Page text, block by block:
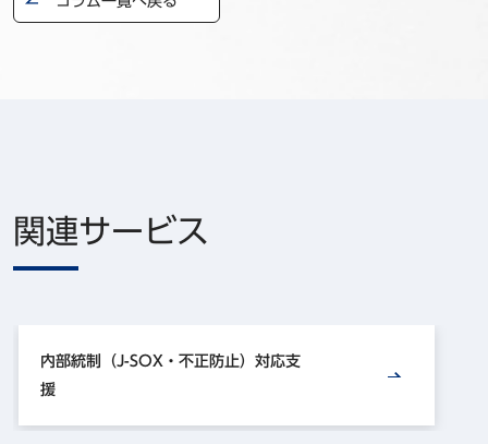
関連サービス
内部統制（J-SOX・不正防止）対応支
援